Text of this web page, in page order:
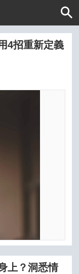
4招重新定義
上？洞悉情